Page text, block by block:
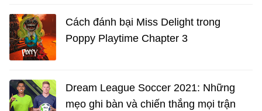
Cách đánh bại Miss Delight trong
Poppy Playtime Chapter 3
Dream League Soccer 2021: Những
mẹo ghi bàn và chiến thắng mọi trận